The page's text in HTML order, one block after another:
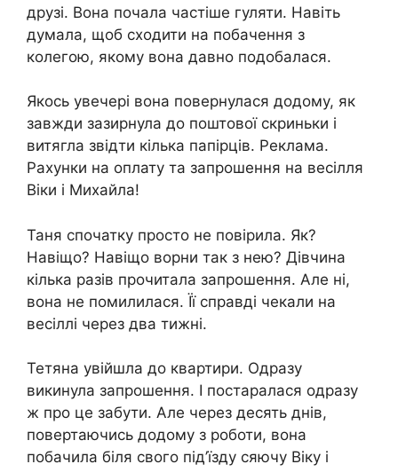
друзі. Вона почала частіше гуляти. Навіть
думала, щоб сходити на побачення з
колегою, якому вона давно подобалася.
Якось увечері вона повернулася додому, як
завжди зазирнула до поштової скриньки і
витягла звідти кілька папірців. Реклама.
Рахунки на оплату та запрошення на весілля
Віки і Михайла!
Таня спочатку просто не повірила. Як?
Навіщо? Навіщо ворни так з нею? Дівчина
кілька разів прочитала запрошення. Але ні,
вона не помилилася. Її справді чекали на
весіллі через два тижні.
Тетяна увійшла до квартири. Одразу
викинула запрошення. І постаралася одразу
ж про це забути. Але через десять днів,
повертаючись додому з роботи, вона
побачила біля свого під’їзду сяючу Віку і